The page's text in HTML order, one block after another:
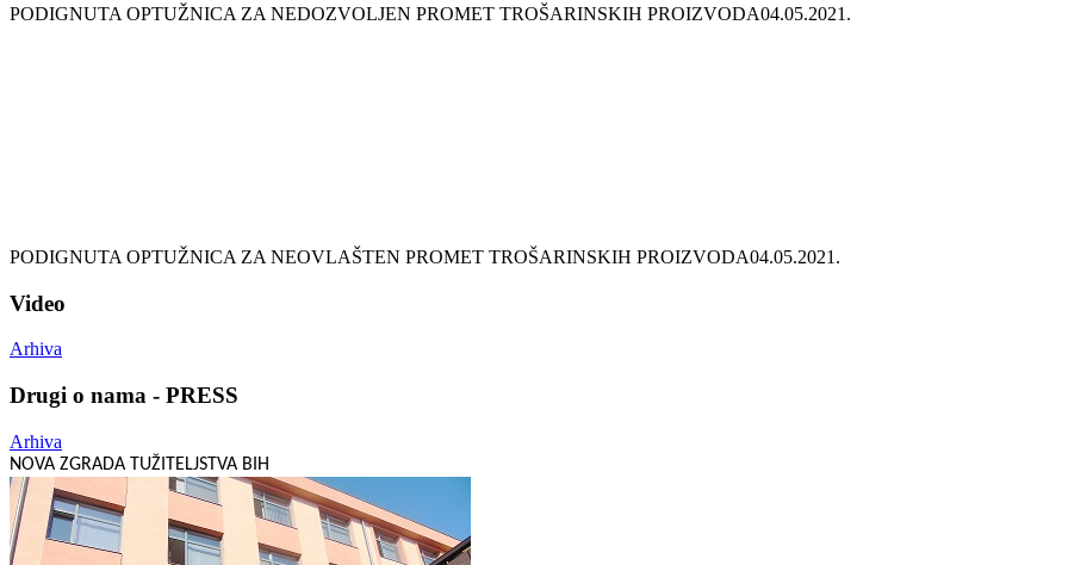
PODIGNUTA OPTUŽNICA ZA NEDOZVOLJEN PROMET TROŠARINSKIH PROIZVODA04.05.2021.
PODIGNUTA OPTUŽNICA ZA NEOVLAŠTEN PROMET TROŠARINSKIH PROIZVODA04.05.2021.
Video
Arhiva
Drugi o nama - PRESS
Arhiva
NOVA ZGRADA TUŽITELJSTVA BIH